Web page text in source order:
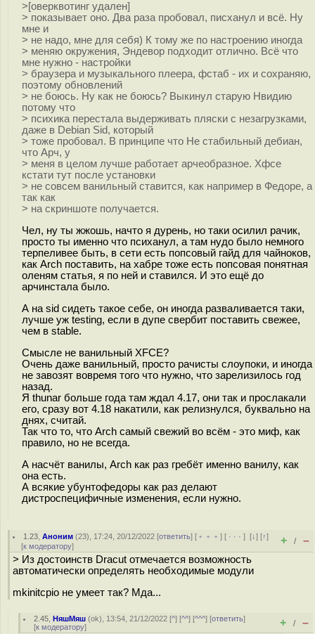
>[оверквотинг удален]
> показывает оно. Два раза пробовал, писханул и всё. Ну
мне и
> не надо, мне для себя) К тому же по настроению иногда
> меняю окружения, Эндевор подходит отлично. Всё что
мне нужно - настройки
> браузера и музыкального плеера, фстаб - их и сохраняю,
поэтому обновлений
> не боюсь. Ну как не боюсь? Выкинул старую Нвидию
потому что
> психика перестала выдерживать пляски с незагрузками,
даже в Debian Sid, который
> тоже пробовал. В принципе что Не стабильный дебиан,
что Арч, у
> меня в целом лучше работает арчеобразное. Хфсе
кстати тут после установки
> не совсем ванильный ставится, как например в Федоре, а
так как
> на скриншоте получается.
Чел, ну ты жжошь, начто я дурень, но таки осилил рачик,
просто ты именно что психанул, а там нудо было немного
терпеливее быть, в сети есть попсовый гайд для чайноков,
как Arch поставить, на хабре тоже есть попсовая понятная
оленям статья, я по ней и ставился. И это ещё до
арчинстала было.
А на sid сидеть такое себе, он иногда разваливается таки,
лучше уж testing, если в дупе свербит поставить свежее,
чем в stable.
Смысле не ванильный XFCE?
Очень даже ванильный, просто рачисты слоупоки, и иногда
не завозят вовремя того что нужно, что зарелизилось год
назад.
Я thunar больше года там ждал 4.17, они так и прослакали
его, сразу вот 4.18 накатили, как релизнулся, буквально на
днях, считай.
Так что то, что Arch самый свежий во всём - это миф, как
правило, но не всегда.
А насчёт ванилы, Arch как раз гребёт именно ванилу, как
она есть.
А всякие убунтофедоры как раз делают
дистроспецифичные изменения, если нужно.
1.23 ,Аноним (23), 17:24, 20/12/2022 [ответить] [ ﹢﹢﹢] [ · · ·][↓] [↑]
[к модератору] + / –
> Из достоинств Dracut отмечается возможность
автоматически определять необходимые модули
mkinitcpio не умеет так? Мда...
2.45 ,НяшМяш (ok), 13:54, 21/12/2022 [^] [^^] [^^^] [ответить]
[к модератору] + / –